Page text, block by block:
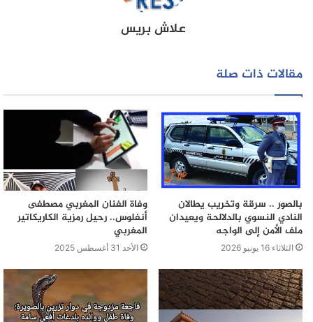
وتمت إحالة الموقوف على تدبير الحراسة
النظرية رهن البحث الذي يجرى تحت
علاش بريس
مقالات ذات صلة
بالصور .. سرقة وتخريب يطالان
النادي النسوي بالدلالحة ويعيدان
ملف الأمن إلى الواجه
الثلاثاء 16 يونيو 2026
وفاة الفنان المغربي مصطفى
أنفلوس.. رحيل رمزية الكاريكاتير
المغربي
الأحد 31 أغسطس 2025